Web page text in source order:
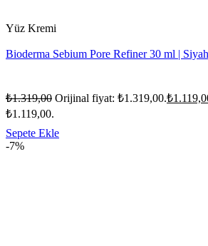
Yüz Kremi
Bioderma Sebium Pore Refiner 30 ml |
₺1.319,00 Orijinal fiyat: ₺1.319,00.₺
₺1.119,00.
Sepete Ekle
-7%